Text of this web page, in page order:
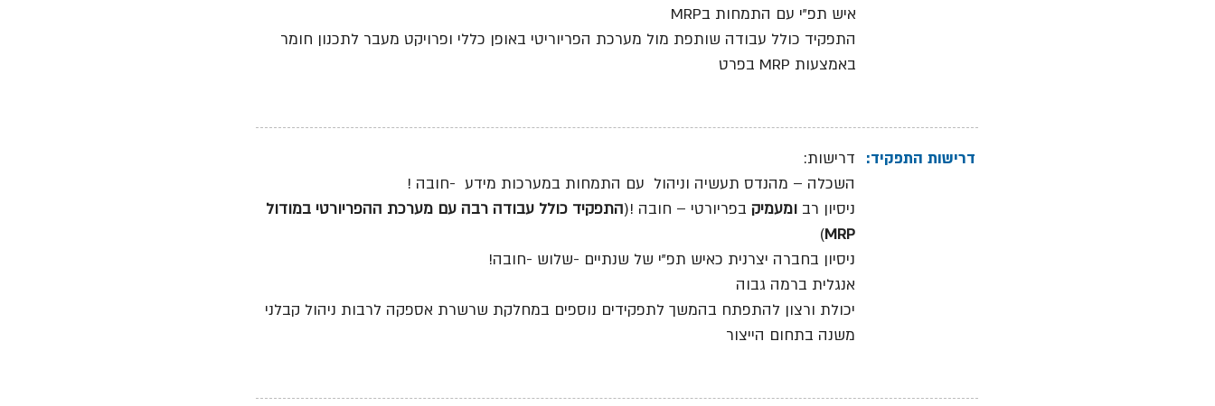
איש תפ"י עם התמחות בMRP
התפקיד כולל עבודה שותפת מול מערכת הפריוריטי באופן כללי ופרויקט מעבר לתכנון חומר
באמצעות MRP בפרט
דרישות:
השכלה – מהנדס תעשיה וניהול עם התמחות במערכות מידע -חובה !
ניסיון רב ומעמיק בפריורטי – חובה !(התפקיד כולל עבודה רבה עם מערכת ההפריורטי במודול
MRP
)
ניסיון בחברה יצרנית כאיש תפ"י של שנתיים -שלוש -חובה!
אנגלית ברמה גבוה
יכולת ורצון להתפתח בהמשך לתפקידים נוספים במחלקת שרשרת אספקה לרבות ניהול קבלני
משנה בתחום הייצור
דרישות התפקיד: